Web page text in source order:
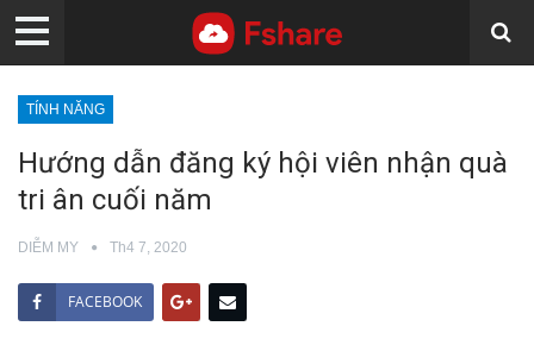
TÍNH NĂNG
Hướng dẫn đăng ký hội viên nhận quà
tri ân cuối năm
DIỄM MY Th4 7, 2020
FACEBOOK